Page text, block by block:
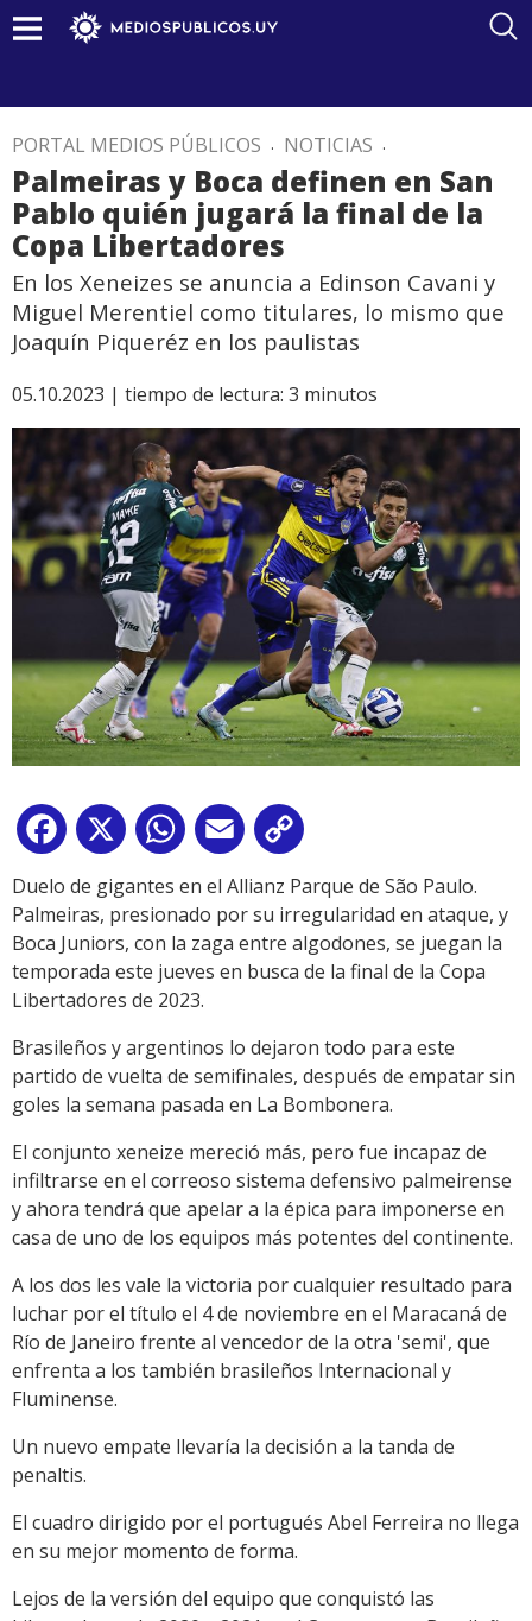
PORTAL MEDIOS PÚBLICOS . NOTICIAS .
Palmeiras y Boca definen en San
Pablo quién jugará la final de la
Copa Libertadores
En los Xeneizes se anuncia a Edinson Cavani y
Miguel Merentiel como titulares, lo mismo que
Joaquín Piqueréz en los paulistas
05.10.2023 | tiempo de lectura: 3 minutos
Facebook
X WhatsApp
Email
Link
Duelo de gigantes en el Allianz Parque de São Paulo.
Palmeiras, presionado por su irregularidad en ataque, y
Boca Juniors, con la zaga entre algodones, se juegan la
temporada este jueves en busca de la final de la Copa
Libertadores de 2023.
Brasileños y argentinos lo dejaron todo para este
partido de vuelta de semifinales, después de empatar sin
goles la semana pasada en La Bombonera.
El conjunto xeneize mereció más, pero fue incapaz de
infiltrarse en el correoso sistema defensivo palmeirense
y ahora tendrá que apelar a la épica para imponerse en
casa de uno de los equipos más potentes del continente.
A los dos les vale la victoria por cualquier resultado para
luchar por el título el 4 de noviembre en el Maracaná de
Río de Janeiro frente al vencedor de la otra 'semi', que
enfrenta a los también brasileños Internacional y
Fluminense.
Un nuevo empate llevaría la decisión a la tanda de
penaltis.
El cuadro dirigido por el portugués Abel Ferreira no llega
en su mejor momento de forma.
Lejos de la versión del equipo que conquistó las